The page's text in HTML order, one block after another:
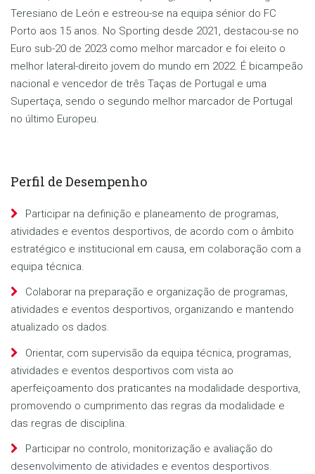
Teresiano de León e estreou-se na equipa sénior do FC
Porto aos 15 anos. No Sporting desde 2021, destacou-se no
Euro sub-20 de 2023 como melhor marcador e foi eleito o
melhor lateral-direito jovem do mundo em 2022. É bicampeão
nacional e vencedor de três Taças de Portugal e uma
Supertaça, sendo o segundo melhor marcador de Portugal
no último Europeu.
Perfil de Desempenho
Participar na definição e planeamento de programas,
atividades e eventos desportivos, de acordo com o âmbito
estratégico e institucional em causa, em colaboração com a
equipa técnica.
Colaborar na preparação e organização de programas,
atividades e eventos desportivos, organizando e mantendo
atualizado os dados.
Orientar, com supervisão da equipa técnica, programas,
atividades e eventos desportivos com vista ao
aperfeiçoamento dos praticantes na modalidade desportiva,
promovendo o cumprimento das regras da modalidade e
das regras de disciplina.
Participar no controlo, monitorização e avaliação do
desenvolvimento de atividades e eventos desportivos.